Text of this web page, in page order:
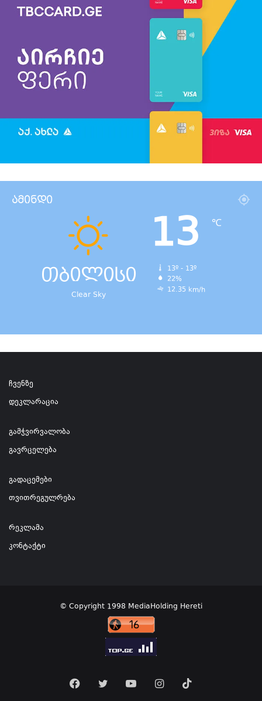
ამინდი
თბილისი
Clear Sky
13 ℃
13º - 13º
22%
12.35 km/h
ჩვენზე
დეკლარაცია
გამჭვირვალობა
გავრცელება
გადაცემები
თვითრეგულრება
რეკლამა
კონტაქტი
© Copyright 1998 MediaHolding Hereti
FacebookTwitter YouTubeInstagram